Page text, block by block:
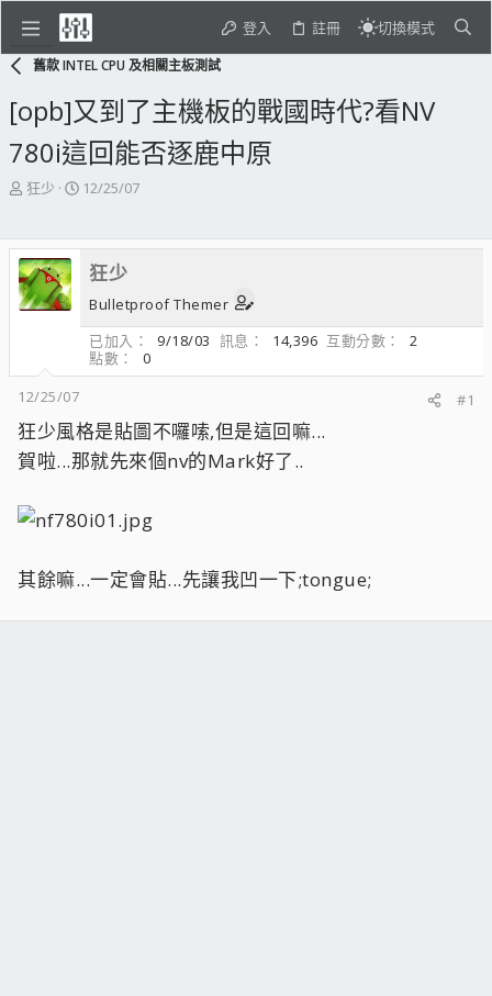
登入 註冊 切換模式
舊款 INTEL CPU 及相關主板測試
[opb]又到了主機板的戰國時代?看NV
780i這回能否逐鹿中原
主
起
人
狂少
開
期
12/25/07
狂少
Bulletproof Themer
已加入
9/18/03 訊息 14,396 互動分數
2
點數
0
12/25/07
#1
狂少風格是貼圖不囉嗦,但是這回嘛...
賀啦...那就先來個nv的Mark好了..
其餘嘛...一定會貼...先讓我凹一下;tongue;